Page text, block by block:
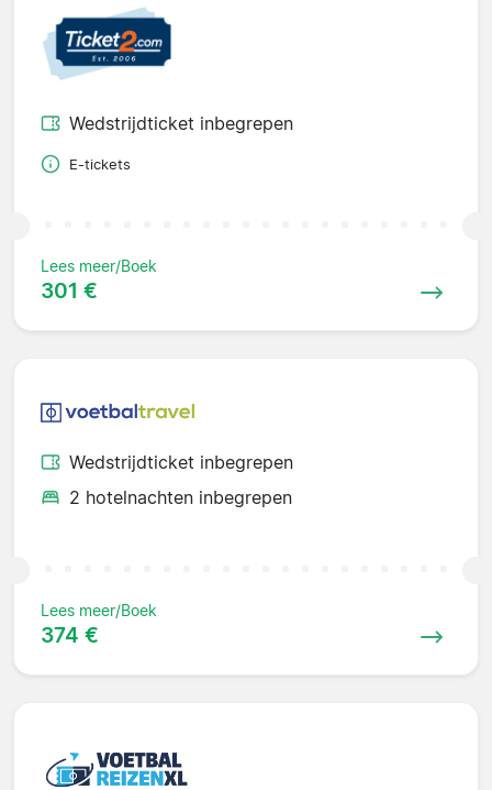
Wedstrijdticket inbegrepen
E-tickets
Lees meer/Boek
301 €
Wedstrijdticket inbegrepen
2 hotelnachten inbegrepen
Lees meer/Boek
374 €